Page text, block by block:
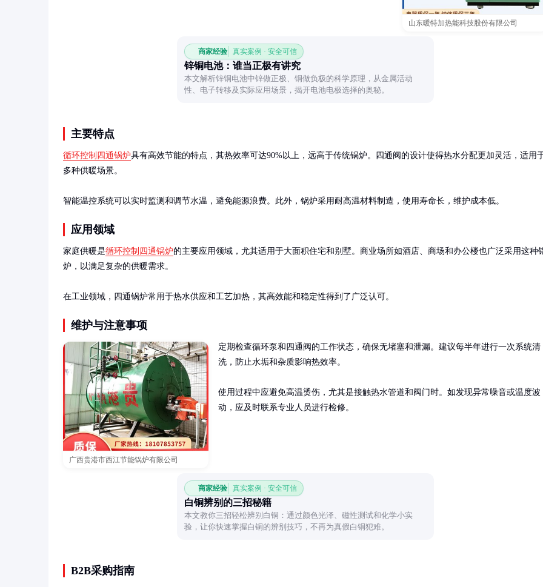
山东暖特加热能科技股份有限公司
商家经验 真实案例 · 安全可信
锌铜电池：谁当正极有讲究
本文解析锌铜电池中锌做正极、铜做负极的科学原理，从金属活动
性、电子转移及实际应用场景，揭开电池电极选择的奥秘。
主要特点
循环控制四通锅炉具有高效节能的特点，其热效率可达90%以上，远高于传统锅炉。四通阀的设计使得热水分配更加灵活，适用
多种供暖场景。
智能温控系统可以实时监测和调节水温，避免能源浪费。此外，锅炉采用耐高温材料制造，使用寿命长，维护成本低。
应用领域
家庭供暖是循环控制四通锅炉的主要应用领域，尤其适用于大面积住宅和别墅。商业场所如酒店、商场和办公楼也广泛采用这种
炉，以满足复杂的供暖需求。
在工业领域，四通锅炉常用于热水供应和工艺加热，其高效能和稳定性得到了广泛认可。
维护与注意事项
广西贵港市西江节能锅炉有限公司
定期检查循环泵和四通阀的工作状态，确保无堵塞和泄漏。建议每半年进行一次系统清
洗，防止水垢和杂质影响热效率。
使用过程中应避免高温烫伤，尤其是接触热水管道和阀门时。如发现异常噪音或温度波
动，应及时联系专业人员进行检修。
商家经验 真实案例 · 安全可信
白铜辨别的三招秘籍
本文教你三招轻松辨别白铜：通过颜色光泽、磁性测试和化学小实
验，让你快速掌握白铜的辨别技巧，不再为真假白铜犯难。
B2B采购指南